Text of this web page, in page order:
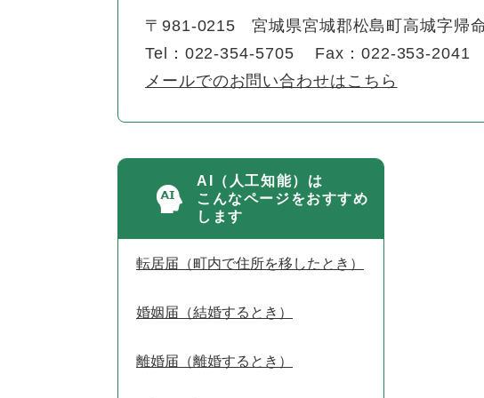
〒981-0215
宮城県宮城郡松島町高城字帰
Tel：022-354-5705
Fax：022-353-2041
メールでのお問い合わせはこちら
AI（人工知能）は
こんなページをおすすめ
します
転居届（町内で住所を移したとき）
婚姻届（結婚するとき）
離婚届（離婚するとき）